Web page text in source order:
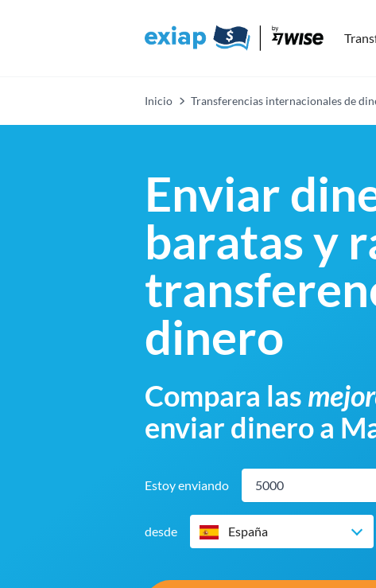
Inicio Transferencias internacionales de
Enviar
baratas y
dinero
Compara las
enviar dinero a
Estoy enviando
desde España